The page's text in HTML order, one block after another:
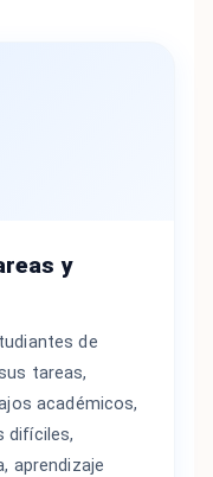
y
de
tareas,
académicos,
difíciles,
aprendizaje